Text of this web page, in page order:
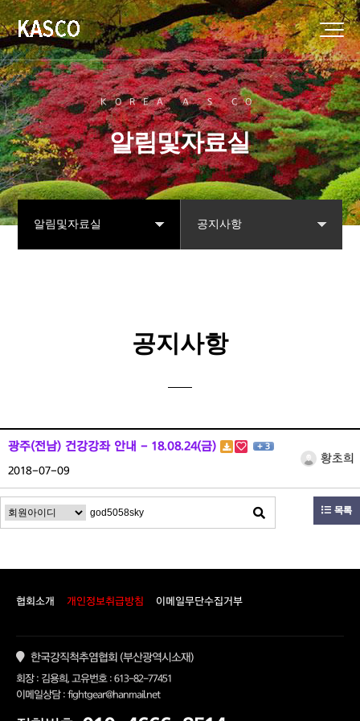
KOREA A.S CO
알림및자료실
알림및자료실
지역모임
후원
임원진공간
공지사항
자료실
공지사항
광주(전남) 건강강좌 안내 - 18.08.24(금) + 3
2018-07-09
황초희
목록
협회소개 개인정보취급방침 이메일무단수집거부
한국강직척추염협회 (부산광역시소재)
회장 : 김용희, 고유번호 : 613-82-77451
이메일상담 : fightgear@hanmail.net